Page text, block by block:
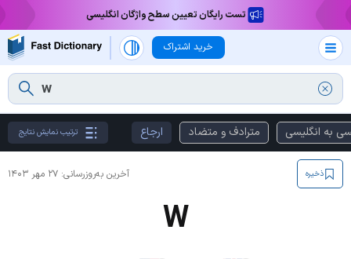
تست رایگان تعیین سطح واژگان انگلیسی
خرید اشتراک
به انگلیسی مترادف و متضاد ارجاع ترتیب نمایش نتایج
آخرین به‌روزرسانی: ۲۷ مهر ۱۴۰۳ ذخیره
W